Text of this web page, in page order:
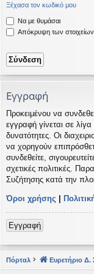
Ξέχασα τον κωδικό μου
Να με θυμάσαι
Απόκρυψη των στοιχείων
Εγγραφή
Προκειμένου να
εγγραφή γίνεται σε
δυνατότητες. Οι
να χορηγούν
συνδεθείτε,
σχετικές πολιτικές.
Συζήτησης κατά την
Όροι χρήσης |
Εγγραφή
Πόρταλ Ευρετήριο Δ.